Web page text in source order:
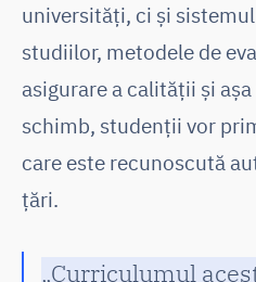
universități, ci și
studiilor, metodele de
asigurare a calității și
schimb, studenții vor
care este recunoscută
țări.
„Curriculumul